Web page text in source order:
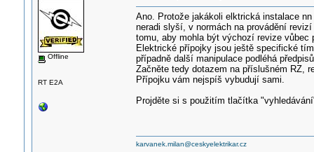
Offline
RT E2A
Ano. Protože jakákoli elktrická instalace
neradi slyší, v normách na provádění
tomu, aby mohla být výchozí revize vůbec
Elektrické přípojky jsou ještě specifické
případně další manipulace podléhá
Začněte tedy dotazem na příslušném RZ,
Přípojku vám nejspíš vybudují sami.
Projděte si s použitím tlačítka
karvanek.milan@ceskyelektrikar.cz